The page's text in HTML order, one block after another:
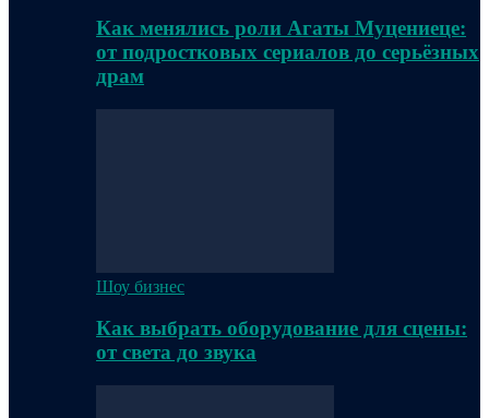
Как менялись роли Агаты Муцениеце:
от подростковых сериалов до серьёзных
драм
Шоу бизнес
Как выбрать оборудование для сцены:
от света до звука